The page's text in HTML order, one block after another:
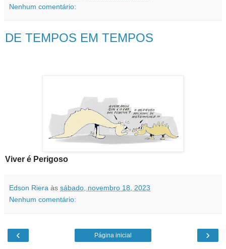
Nenhum comentário:
DE TEMPOS EM TEMPOS
Viver é Perigoso
Edson Riera às sábado, novembro 18, 2023
Nenhum comentário:
‹ ›
Página inicial